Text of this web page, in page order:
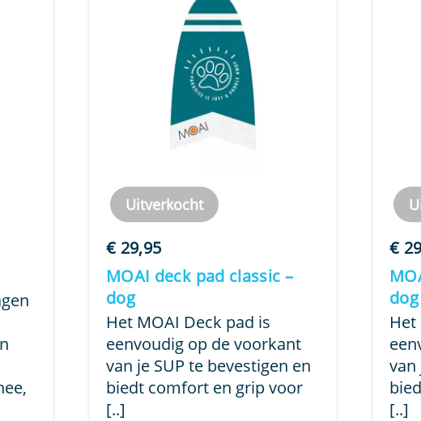
Uitverkocht
€29,95
MOAI deck pad classic –
dog
Het MOAI Deck pad is
eenvoudig op de voorkant
van je SUP te bevestigen en
biedt comfort en grip voor
[..]
€
dog
Het
van
[..]